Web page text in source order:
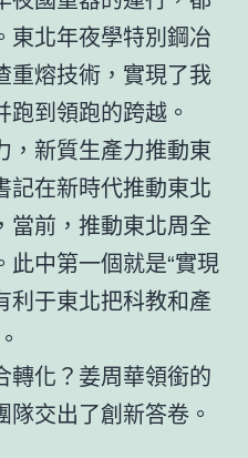
東北年夜學特別鋼冶
重熔技術，實現了我
到領跑的跨越。
，新質生產力推動東
記在新時代推動東北
當前，推動東北周全
中第一個就是“實現
利于東北把科教和產
轉化？姜周華領銜的
交出了創新答卷。